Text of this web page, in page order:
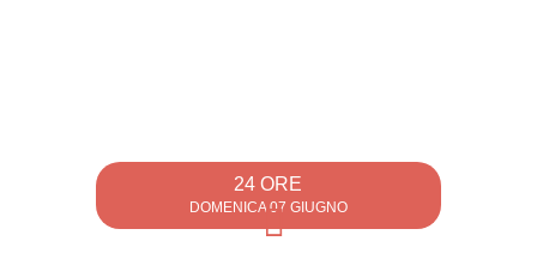
24 ORE
DOMENICA 07 GIUGNO